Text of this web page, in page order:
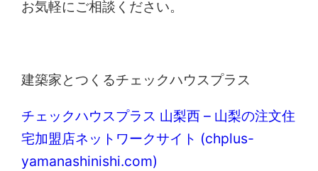
お気軽にご相談ください。
建築家とつくるチェックハウスプラス
チェックハウスプラス 山梨西 – 山梨の注文住
宅加盟店ネットワークサイト (chplus-
yamanashinishi.com)